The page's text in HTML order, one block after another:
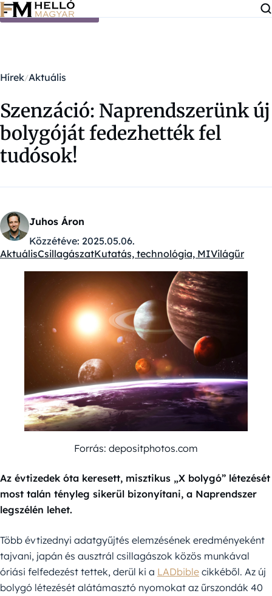
Ugrás a tartalomra
Hírek Aktuális
Szenzáció: Naprendszerünk új
bolygóját fedezhették fel
tudósok!
Juhos Áron
Közzétéve: 2025.05.06.
Kategóriák:
AktuálisCsillagászatKutatás, technológia, MIVilágűr
Forrás: depositphotos.com
Az évtizedek óta keresett, misztikus „X bolygó” létezését
most talán tényleg sikerül bizonyítani, a Naprendszer
legszélén lehet.
Több évtizednyi adatgyűjtés elemzésének eredményeként
tajvani, japán és ausztrál csillagászok közös munkával
óriási felfedezést tettek, derül ki a LADbible cikkéből. Az új
bolygó létezését alátámasztó nyomokat az űrszondák 40